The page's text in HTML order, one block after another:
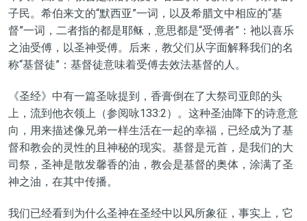
子民。希伯来文的“默西亚”一词，以及希腊文中相应的“基
督”一词，二者指的都是耶稣，意思都是“受傅者”：祂以喜乐
之油受傅，以圣神受傅。后来，教父们从字面解释我们的名
称“基督徒”：基督徒意味着受傅去效法基督的人。
《圣经》中有一篇圣咏提到 ， 香膏倒在了大祭司亚郎的头
上，流到他衣领上 （参阅咏133:2） 。这种圣油降下的诗意意
向 ，用来描述像兄弟一样生活在一起的幸福，已经成为了基
督和教会的灵性的且神秘的现实。基督是元首，是我们的大
司祭，圣神是散发馨香的油，教会是基督的奥体，涂满了圣
神之油，在其中传播。
我们已经看到为什么圣神在圣经中以风所象征，事实上，它